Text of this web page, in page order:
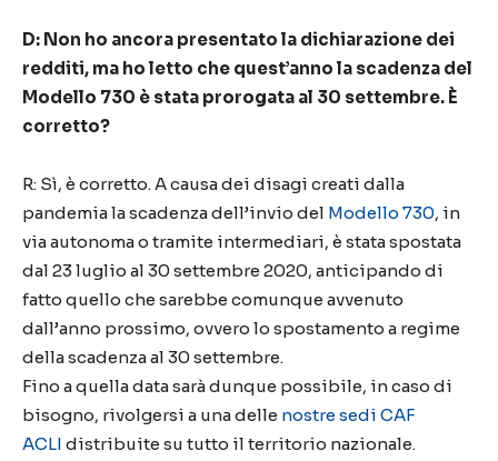
D: Non ho ancora presentato la dichiarazione dei
redditi, ma ho letto che quest’anno la scadenza del
Modello 730 è stata prorogata al 30 settembre. È
corretto?
R: Sì, è corretto. A causa dei disagi creati dalla
pandemia la scadenza dell’invio del Modello 730, in
via autonoma o tramite intermediari, è stata spostata
dal 23 luglio al 30 settembre 2020, anticipando di
fatto quello che sarebbe comunque avvenuto
dall’anno prossimo, ovvero lo spostamento a regime
della scadenza al 30 settembre.
Fino a quella data sarà dunque possibile, in caso di
bisogno, rivolgersi a una delle nostre sedi CAF
ACLI distribuite su tutto il territorio nazionale.